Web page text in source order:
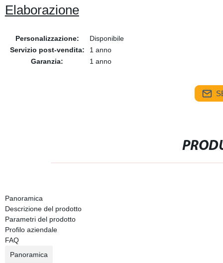
Elaborazione
Personalizzazione:
Disponibile
Servizio post-vendita:
1 anno
Garanzia:
1 anno
Panoramica
Descrizione del prodotto
Parametri del prodotto
Profilo aziendale
FAQ
Panoramica